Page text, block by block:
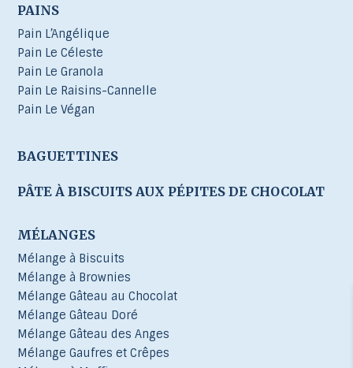
PAINS
Pain L’Angélique
Pain Le Céleste
Pain Le Granola
Pain Le Raisins-Cannelle
Pain Le Végan
BAGUETTINES
PÂTE À BISCUITS AUX PÉPITES DE CHOCOLAT
MÉLANGES
Mélange à Biscuits
Mélange à Brownies
Mélange Gâteau au Chocolat
Mélange Gâteau Doré
Mélange Gâteau des Anges
Mélange Gaufres et Crêpes